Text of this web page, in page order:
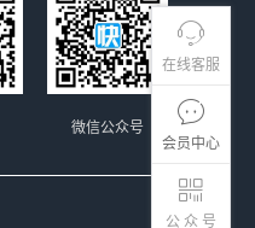
在线客服
会员中心
公 众 号
微信公众号